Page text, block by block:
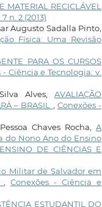
MATERIAL RECICLÁVEL
n. 2 (2013)
Augusto Sadalla Pinto,
Física: Uma Revisão
PARA OS CURSOS
- Ciência e Tecnologia: v.
Alves,AVALIAÇÃO
– BRASIL , Conexões -
Chaves Rocha,A
do Nono Ano do Ensino
DE CIÊNCIAS E
Militar de Salvador em
,Conexões - Ciência e
ESTUDANTIL DO